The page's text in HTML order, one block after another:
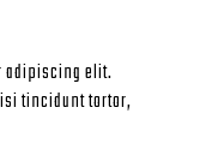
adipiscing elit.
tincidunt tortor,